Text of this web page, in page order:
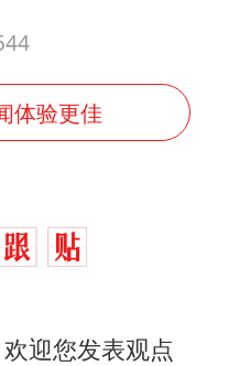
体验更佳
迎您发表观点